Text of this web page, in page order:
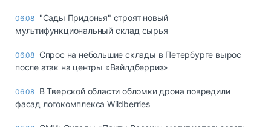
06.08 "Сады Придонья" строят новый
мультифункциональный склад сырья
06.08 Спрос на небольшие склады в Петербурге вырос
после атак на центры «Вайлдберриз»
06.08 В Тверской области обломки дрона повредили
фасад логокомплекса Wildberries